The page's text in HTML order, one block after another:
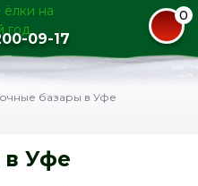
09-17
0
базары в Уфе
в Уфе